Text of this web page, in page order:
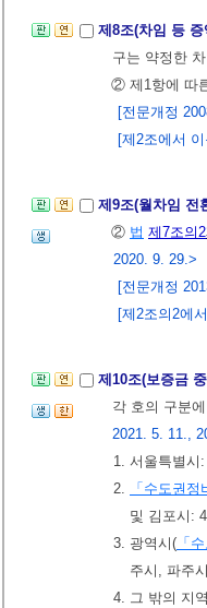
제8조(차임 등
구는 약정한
② 제1항에 따
[전문개정
[제2조에서
제9조(월차임 전
② 법 제7조의2
2020. 9. 29.>
[전문개정
[제2조의2에
제10조(보증금
각 호의 구분
2021. 5. 11.,
1. 서울특별시
2.
「수도권
및 김포시:
3. 광역시( 「
주시, 파주
4. 그 밖의 지